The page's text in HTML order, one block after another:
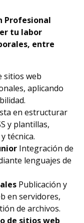
Profesional
tu labor
entre
sitios web
aplicando
en estructurar
y plantillas,
técnica.
Integración de
lenguajes de
Publicación y
en servidores,
de archivos.
de sitios web